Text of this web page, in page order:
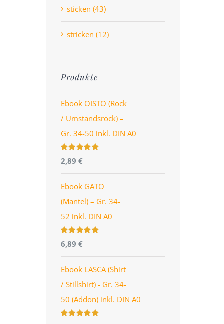
sticken (43)
stricken (12)
Produkte
Ebook OISTO (Rock
/ Umstandsrock) –
Gr. 34-50 inkl. DIN A0
Bewertet
mit4.96
5
2,89 €
Ebook GATO
(Mantel) – Gr. 34-
52 inkl. DIN A0
Bewertet
mit5.00
5
6,89 €
Ebook LASCA (Shirt
/ Stillshirt) - Gr. 34-
50 (Addon) inkl. DIN A0